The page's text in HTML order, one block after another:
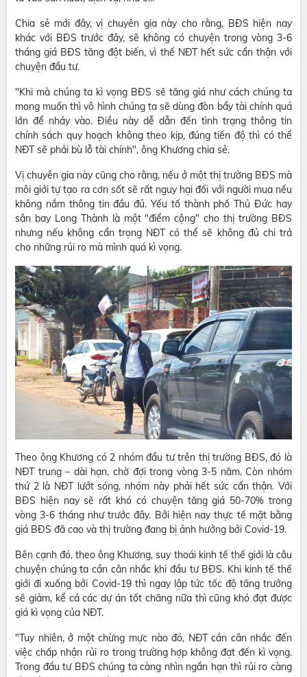
Chia sẻ mới đây, vị chuyên gia này cho rằng, BĐS hiện nay
khác với BĐS trước đây, sẽ không có chuyện trong vòng 3-6
tháng giá BĐS tăng đột biến, vì thế NĐT hết sức cẩn thận với
chuyện đầu tư.
"Khi mà chúng ta kì vọng BĐS sẽ tăng giá như cách chúng ta
mong muốn thì vô hình chúng ta sẽ dùng đòn bẩy tài chính quá
lớn để nhảy vào. Điều này dễ dẫn đến tình trạng thông tin
chính sách quy hoạch không theo kịp, đúng tiến độ thì có thể
NĐT sẽ phải bù lỗ tài chính", ông Khương chia sẻ.
Vị chuyên gia này cũng cho rằng, nếu ở một thị trường BĐS mà
môi giới tự tạo ra cơn sốt sẽ rất nguy hại đối với người mua nếu
không nắm thông tin đầu đủ. Yếu tố thành phố Thủ Đức hay
sân bay Long Thành là một "điểm cộng" cho thị trường BĐS
nhưng nếu không cẩn trọng NĐT có thể sẽ không đủ chi trả
cho những rủi ro mà mình quá kì vọng.
Theo ông Khương có 2 nhóm đầu tư trên thị trường BĐS, đó là
NĐT trung – dài hạn, chờ đợi trong vòng 3-5 năm. Còn nhóm
thứ 2 là NĐT lướt sóng, nhóm này phải hết sức cẩn thận. Với
BĐS hiện nay sẽ rất khó có chuyện tăng giá 50-70% trong
vòng 3-6 tháng như trước đây. Bởi hiện nay thực tế mặt bằng
giá BĐS đã cao và thị trường đang bị ảnh hưởng bởi Covid-19.
Bên cạnh đó, theo ông Khương, suy thoái kinh tế thế giới là câu
chuyện chúng ta cần cân nhắc khi đầu tư BĐS. Khi kinh tế thế
giới đi xuống bởi Covid-19 thì ngay lập tức tốc độ tăng trưởng
sẽ giảm, kể cả các dự án tốt chăng nữa thì cũng khó đạt được
giá kì vọng của NĐT.
"Tuy nhiên, ở một chừng mực nào đó, NĐT cần cân nhắc đến
việc chấp nhận rủi ro trong trường hợp không đạt đến kì vọng.
Trong đầu tư BĐS chúng ta càng nhìn ngắn hạn thì rủi ro càng